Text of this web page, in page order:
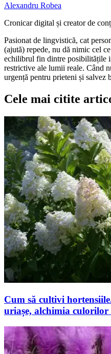
Alexandru Robea
Cronicar digital și creator de
Pasionat de lingvistică, cat
(ajută) repede, nu dă nimic cel
echilibrul fin dintre posibilitățile
restrictive ale lumii reale. Când
urgență pentru prieteni și salvez
Cele mai citite
Cum să cultivi
uriașe, alchimia culorilor